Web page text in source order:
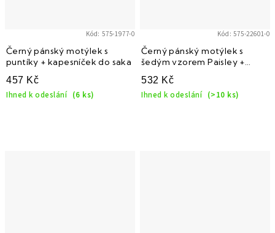
Černý pánský motýlek s
puntíky + kapesníček do saka
457 Kč
Ihned k odeslání (6 ks)
Kód: 575-1977-0
Černý pánský motýlek s
šedým vzorem Paisley +
kapesníček do saka
532 Kč
Ihned k odeslání (>10 ks)
Kód:575-22601-0